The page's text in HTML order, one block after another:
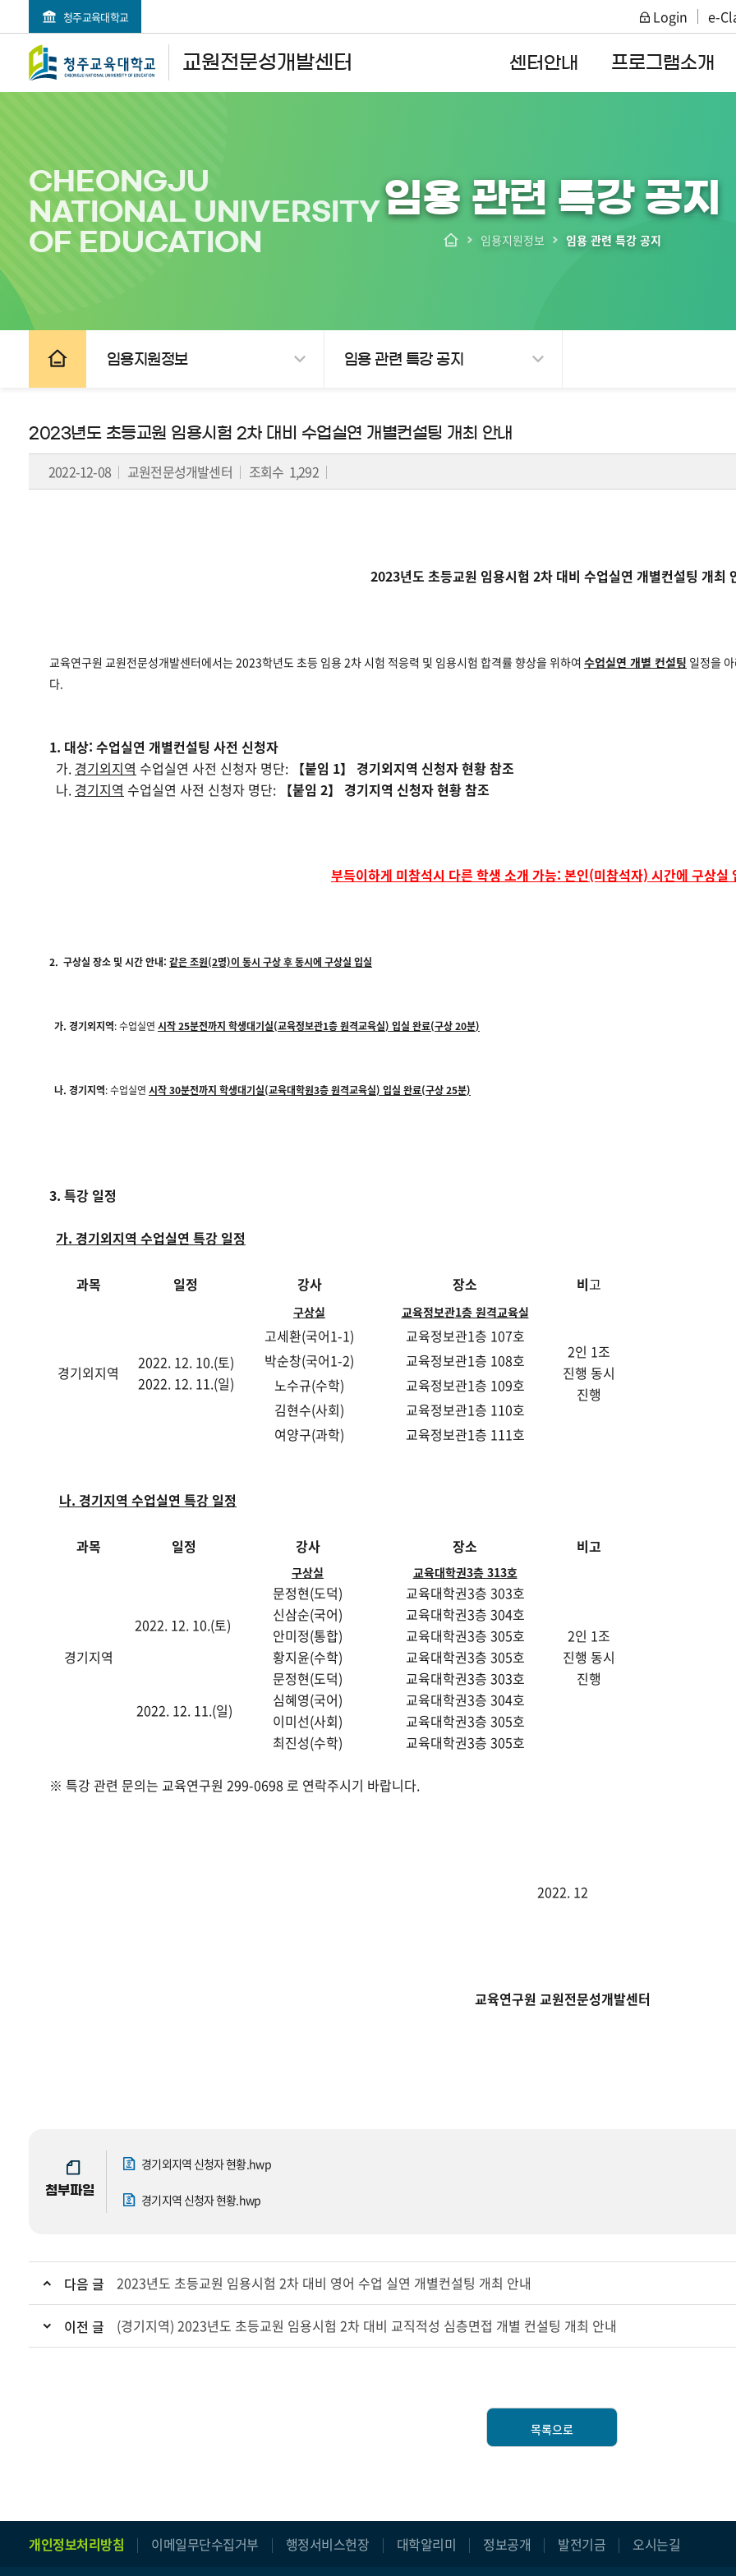
청주교육대학교 Login e-
교원전문성개발센터 센터안내 프로그램소개
검색영역 열기
전체메뉴 열기
CHEONGJU
NATIONAL UNIVERSITY
OF EDUCATION
임용 관련 특강 공지
임용지원정보 임용 관련 특강 공지
임용지원정보 임용 관련 특강 공지
2023년도 초등교원 임용시험 2차 대비 수업실연 개별컨설팅 개최 안내
2022-12-08 교원전문성개발센터 조회수 1,292
2023년도 초등교원 임용시험 2차 대비 수업실연 개별컨설팅 개최
교육연구원 교원전문성개발센터에서는 2023학년도 초등 임용 2차 시험 적응력 및 임용시험 합격률 향상을 위하여 수업실연 개별 컨설팅 일정을
다.
1. 대상: 수업실연 개별컨설팅 사전 신청자
가. 경기외지역 수업실연 사전 신청자 명단: 【붙임 1】 경기외지역 신청자 현황 참조
나. 경기지역 수업실연 사전 신청자 명단: 【붙임 2】 경기지역 신청자 현황 참조
부득이하게 미참석시 다른 학생 소개 가능: 본인(미참석자) 시간에 구상실
2. 구상실 장소 및 시간 안내: 같은 조원(2명)이 동시 구상 후 동시에 구상실 입실
가. 경기외지역: 수업실연 시작25분전까지 학생대기실(교육정보관1층 원격교육실) 입실 완료(구상20분)
나. 경기지역: 수업실연 시작30분전까지 학생대기실(교육대학원3층 원격교육실) 입실 완료(구상25분)
3. 특강 일정
가. 경기외지역 수업실연 특강 일정
과목 일정 강사 장소 비고
경기외지역
2022. 12. 10.(토)
2022. 12. 11.(일)
구상실 교육정보관1층 원격교육실
2인 1조
진행 동시
진행
고세환(국어1-1)
교육정보관1층 107호
박순창(국어1-2)
교육정보관1층 108호
노수규(수학)
교육정보관1층 109호
김현수(사회)
교육정보관1층 110호
여양구(과학)
교육정보관1층 111호
나. 경기지역 수업실연 특강 일정
과목 일정 강사 장소 비고
경기지역
구상실 교육대학권3층 313호
2인 1조
진행 동시
진행
2022. 12. 10.(토)
문정현(도덕)
교육대학권3층 303호
신삼순(국어)
교육대학권3층 304호
안미정(통합)
교육대학권3층 305호
황지윤(수학)
교육대학권3층 305호
2022. 12. 11.(일)
문정현(도덕)
교육대학권3층 303호
심혜영(국어)
교육대학권3층 304호
이미선(사회)
교육대학권3층 305호
최진성(수학)
교육대학권3층 305호
※ 특강 관련 문의는 교육연구원 299-0698 로 연락주시기 바랍니다.
2022. 12
교육연구원 교원전문성개발센터
첨부파일
경기외지역 신청자 현황.hwp
경기지역 신청자 현황.hwp
다음 글 2023년도 초등교원 임용시험 2차 대비 영어 수업 실연 개별컨설팅 개최 안내
이전 글 (경기지역) 2023년도 초등교원 임용시험 2차 대비 교직적성 심층면접 개별 컨설팅 개최 안내
목록으로
개인정보처리방침 이메일무단수집거부 행정서비스헌장 대학알리미 정보공개 발전기금 오시는길
facebookinstagramyoutubeblog